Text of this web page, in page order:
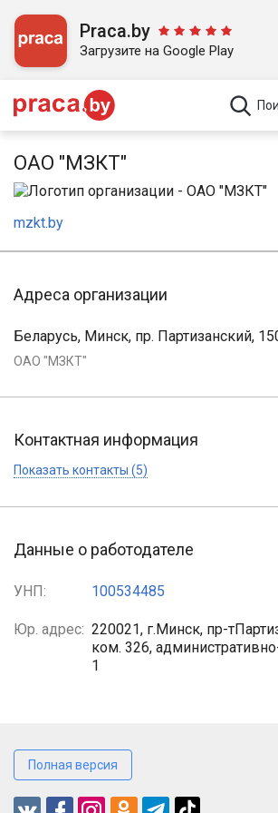
Praca.by
Загрузите на Google Play
ОАО "МЗКТ"
mzkt.by
Адреса организации
Беларусь, Минск, пр. Партизанский,
ОАО "МЗКТ"
Контактная информация
Показать контакты (5)
Данные о работодателе
УНП: 100534485
Юр. адрес: 220021, г.Минск, пр-
ком. 326,
1
Полная версия